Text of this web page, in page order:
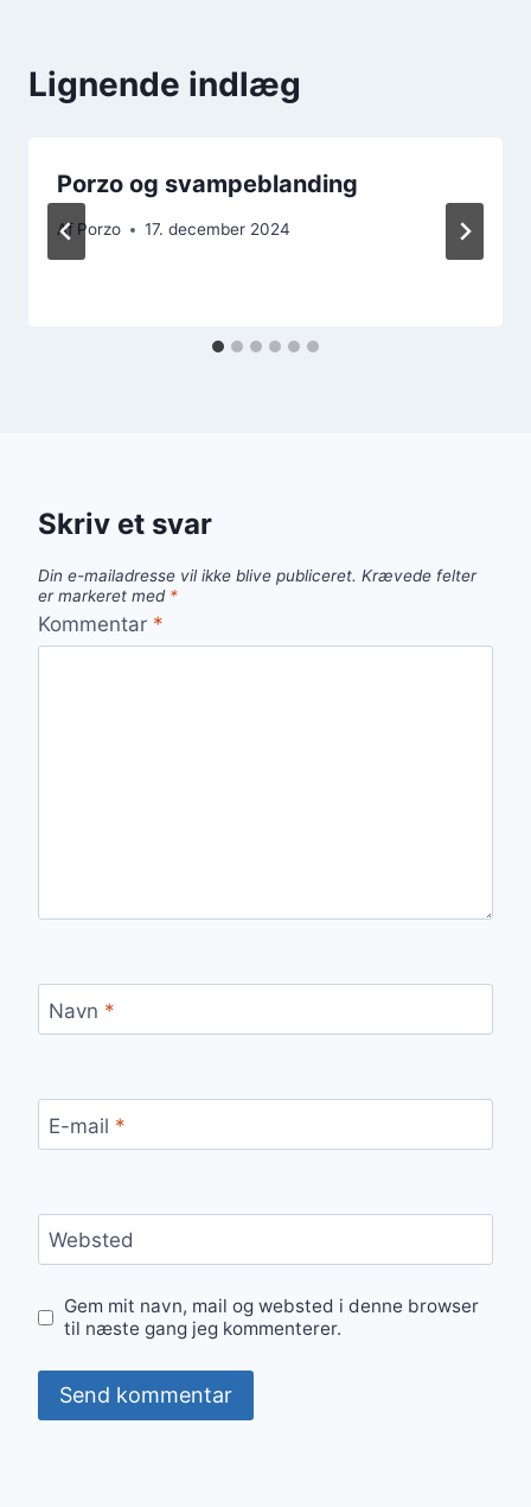
Lignende indlæg
Porzo og svampeblanding
Af Porzo 17. december 2024
Skriv et svar
Din e-mailadresse vil ikke blive publiceret. Krævede felter
er markeret med *
Kommentar *
Navn *
E-mail *
Websted
Gem mit navn, mail og websted i denne browser
til næste gang jeg kommenterer.